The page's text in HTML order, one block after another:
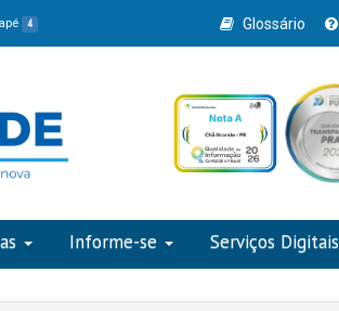
4 Glossário
Informe-se Serviços Digitais